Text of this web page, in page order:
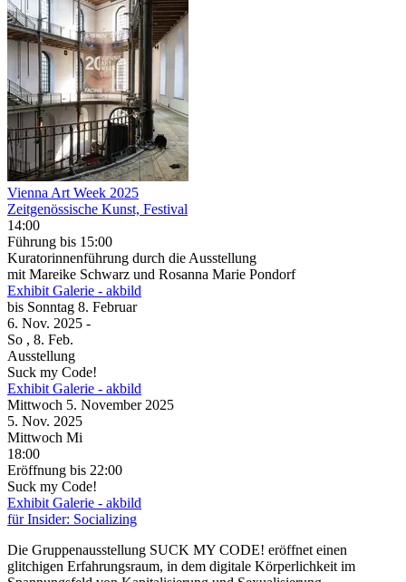
Vienna Art Week 2025
Zeitgenössische Kunst, Festival
14:00
Führung bis 15:00
Kuratorinnenführung durch die Ausstellung
mit Mareike Schwarz und Rosanna Marie Pondorf
Exhibit Galerie - akbild
bis Sonntag 8. Februar
6. Nov. 2025 -
So , 8. Feb.
Ausstellung
Suck my Code!
Exhibit Galerie - akbild
Mittwoch 5. November 2025
5. Nov. 2025
Mittwoch Mi
18:00
Eröffnung bis 22:00
Suck my Code!
Exhibit Galerie - akbild
für Insider: Socializing
Die Gruppenausstellung SUCK MY CODE! eröffnet einen
glitchigen Erfahrungsraum, in dem digitale Körperlichkeit im